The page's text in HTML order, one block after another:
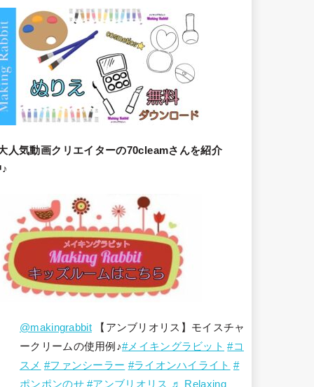
人気動画クリエイターの70cleamさんを紹介
@makingrabbit【アンブリオリス】モイスチャ
ークリームの使用例♪#メイキングラビット #コ
スメ #ファンシーラー #ライオンハイライト #
ポンポンのせ #アンブリオリス ♬ Relaxing